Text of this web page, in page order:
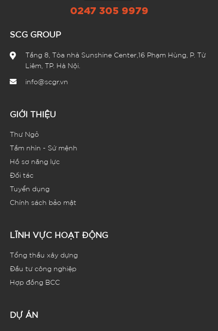
0247 305 9979
SCG GROUP
Tầng 8, Tòa nhà Sunshine Center,16 Phạm Hùng, P. Từ
Liêm, TP. Hà Nội.
info@scgr.vn
GIỚI THIỆU
Thư Ngỏ
Tầm nhìn - Sứ mệnh
Hồ sơ năng lực
Đối tác
Tuyển dụng
Chính sách bảo mật
LĨNH VỰC HOẠT ĐỘNG
Tổng thầu xây dựng
Đầu tư công nghiệp
Hợp đồng BCC
DỰ ÁN